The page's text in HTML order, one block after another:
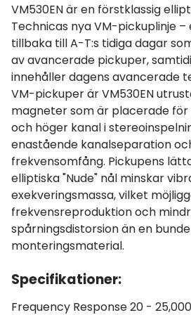
VM530EN är en förstklassig
Technicas nya VM-pickuplinje –
tillbaka till A-T:s tidiga dagar
av avancerade pickuper,
innehåller dagens avancerade
VM-pickuper är VM530EN
magneter som är placerade
och höger kanal i
enastående kanalseparation
frekvensomfång. Pickupens
elliptiska "Nude" nål minskar
exekveringsmassa, vilket
frekvensreproduktion och
spårningsdistorsion än en
monteringsmaterial.
Specifikationer:
Frequency Response 20 -